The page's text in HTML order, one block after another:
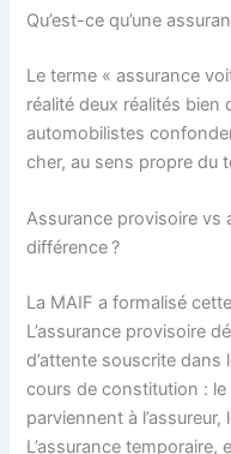
Qu’est-ce qu’une
Le terme « assurance
réalité deux réalités bien
automobilistes
cher, au sens propre du
Assurance provisoire vs
différence ?
La MAIF a formalisé
L’assurance provisoire
d’attente souscrite dans
cours de constitution :
parviennent à
L’assurance